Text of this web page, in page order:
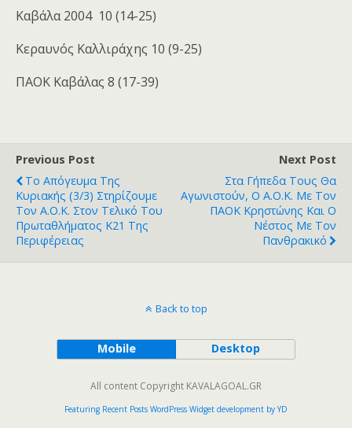
Καβάλα 2004 10 (14-25)
Κεραυνός Καλλιράχης 10 (9-25)
ΠΑΟΚ Καβάλας 8 (17-39)
Previous Post
Το Απόγευμα Της
Κυριακής (3/3) Στηρίζουμε
Τον Α.Ο.Κ. Στον Τελικό Του
Πρωταθλήματος Κ21 Της
Περιφέρειας
Next Post
Στα Γήπεδα Τους Θα
Αγωνιστούν, Ο Α.Ο.Κ. Με Τον
ΠΑΟΚ Κρηστώνης Και Ο
Νέστος Με Τον
Πανθρακικό
Back to top
Mobile Desktop
All content Copyright KAVALAGOAL.GR
Featuring Recent Posts WordPress Widget development by YD